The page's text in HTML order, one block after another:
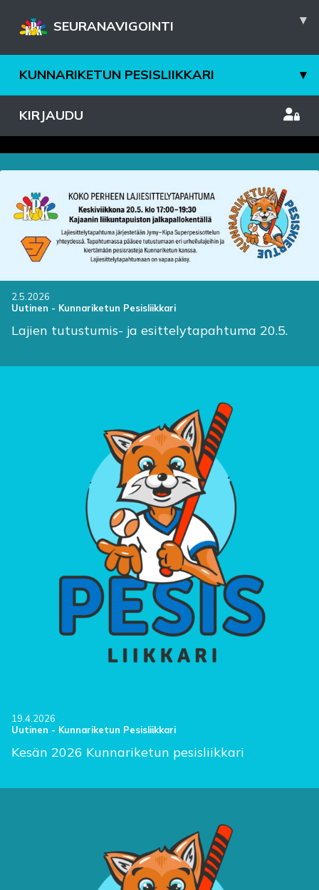
SEURANAVIGOINTI ▾
KUNNARIKETUN PESISLIIKKARI ▾
KIRJAUDU
2.5.2026
Uutinen - Kunnariketun Pesisliikkari
Lajien tutustumis- ja esittelytapahtuma 20.5.
19.4.2026
Uutinen - Kunnariketun Pesisliikkari
Kesän 2026 Kunnariketun pesisliikkari